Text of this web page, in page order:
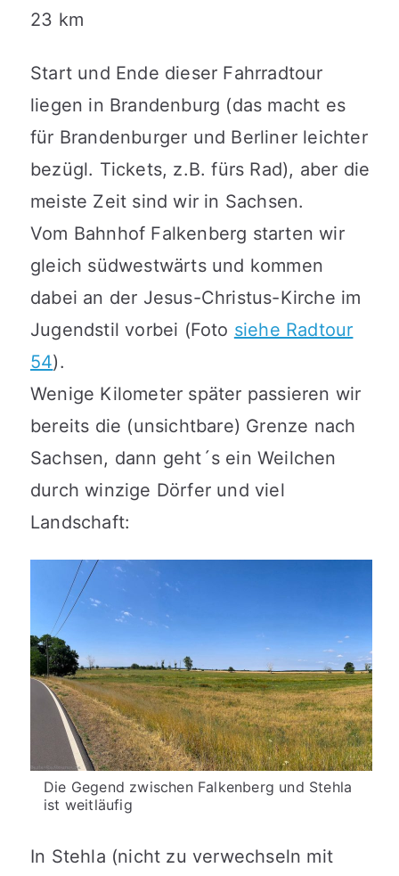
23 km
Start und Ende dieser Fahrradtour
liegen in Brandenburg (das macht es
für Brandenburger und Berliner leichter
bezügl. Tickets, z.B. fürs Rad), aber die
meiste Zeit sind wir in Sachsen.
Vom Bahnhof Falkenberg starten wir
gleich südwestwärts und kommen
dabei an der Jesus-Christus-Kirche im
Jugendstil vorbei (Foto siehe Radtour
54).
Wenige Kilometer später passieren wir
bereits die (unsichtbare) Grenze nach
Sachsen, dann geht´s ein Weilchen
durch winzige Dörfer und viel
Landschaft:
Die Gegend zwischen Falkenberg und Stehla
ist weitläufig
In Stehla (nicht zu verwechseln mit